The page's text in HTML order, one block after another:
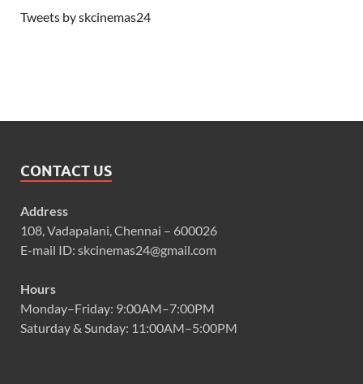
Tweets by skcinemas24
CONTACT US
Address
108, Vadapalani, Chennai – 600026
E-mail ID: skcinemas24@gmail.com
Hours
Monday–Friday: 9:00AM–7:00PM
Saturday & Sunday: 11:00AM–5:00PM